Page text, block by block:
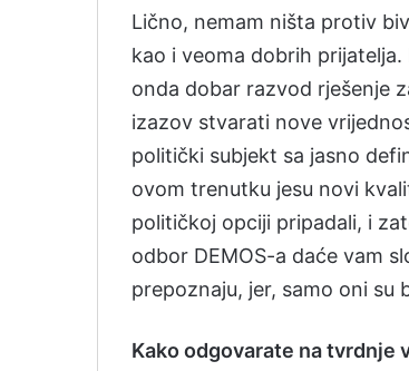
Lično, nemam ništa protiv
kao i veoma dobrih
onda dobar razvod rješenje
izazov stvarati nove
politički subjekt sa jasno
ovom trenutku jesu novi
političkoj opciji pripadali, i
odbor DEMOS-a daće vam
prepoznaju, jer, samo oni su
Kako odgovarate na tvrdnje